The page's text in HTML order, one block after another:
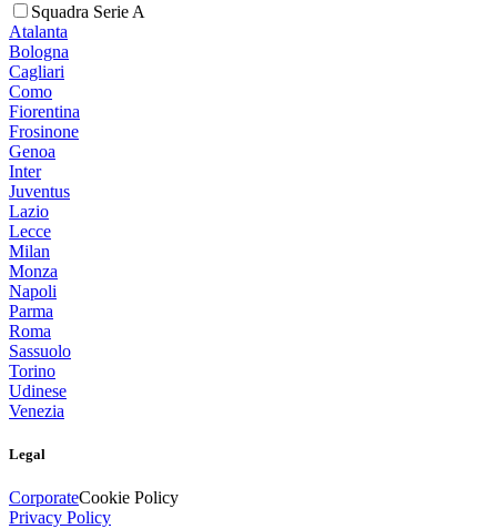
Squadra Serie A
Atalanta
Bologna
Cagliari
Como
Fiorentina
Frosinone
Genoa
Inter
Juventus
Lazio
Lecce
Milan
Monza
Napoli
Parma
Roma
Sassuolo
Torino
Udinese
Venezia
Legal
CorporateCookie Policy
Privacy Policy